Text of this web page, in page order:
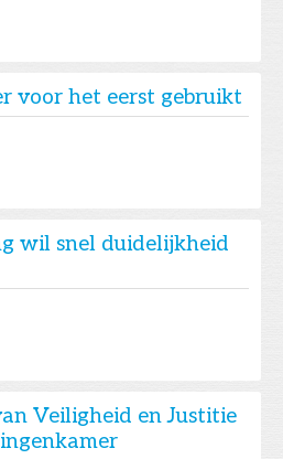
voor het eerst gebruikt
wil snel duidelijkheid
Veiligheid en Justitie